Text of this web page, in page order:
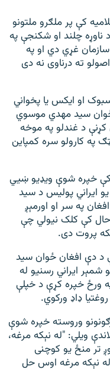
کې پر ملګرو ملتونو
چلند او شکنجې په
غړي دي او په
ته درناوی نه دی
او ایکس یا پخواني
ځوان سید مهدي موسوي
د غندلو په موخه
په کارولو سره کمپاین
کې خپره شوې ويډيو ښيي
ايراني پوليس د سيد
په سر او اورمېږ
کې کلک نيولي چې
پروت دى.
د دې افغان ځوان سید
ایراني رسنیو له
ورځ خپره کړې د خپلې
ډاډ ورکوي.
وروسته خپره شوې
ویلي: "له نېکه مرغه،
تر منځ یو کوچنی
نېکه مرغه اوس حل